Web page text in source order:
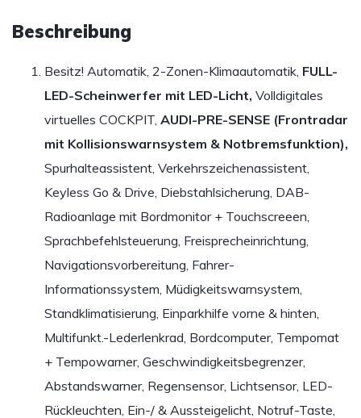
Beschreibung
Besitz! Automatik, 2-Zonen-Klimaautomatik, FULL-
LED-Scheinwerfer mit LED-Licht, Volldigitales
virtuelles COCKPIT, AUDI-PRE-SENSE (Frontradar
mit Kollisionswarnsystem & Notbremsfunktion),
Spurhalteassistent, Verkehrszeichenassistent,
Keyless Go & Drive, Diebstahlsicherung, DAB-
Radioanlage mit Bordmonitor + Touchscreeen,
Sprachbefehlsteuerung, Freisprecheinrichtung,
Navigationsvorbereitung, Fahrer-
Informationssystem, Müdigkeitswarnsystem,
Standklimatisierung, Einparkhilfe vorne & hinten,
Multifunkt.-Lederlenkrad, Bordcomputer, Tempomat
+ Tempowarner, Geschwindigkeitsbegrenzer,
Abstandswarner, Regensensor, Lichtsensor, LED-
Rückleuchten, Ein-/ & Aussteigelicht, Notruf-Taste,